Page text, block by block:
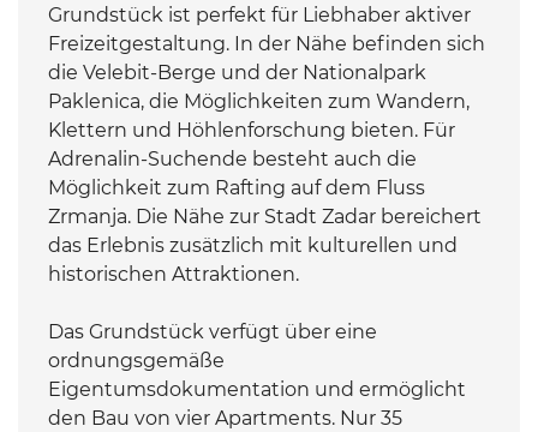
Grundstück ist perfekt für Liebhaber aktiver
Freizeitgestaltung. In der Nähe befinden sich
die Velebit-Berge und der Nationalpark
Paklenica, die Möglichkeiten zum Wandern,
Klettern und Höhlenforschung bieten. Für
Adrenalin-Suchende besteht auch die
Möglichkeit zum Rafting auf dem Fluss
Zrmanja. Die Nähe zur Stadt Zadar bereichert
das Erlebnis zusätzlich mit kulturellen und
historischen Attraktionen.
Das Grundstück verfügt über eine
ordnungsgemäße
Eigentumsdokumentation und ermöglicht
den Bau von vier Apartments. Nur 35